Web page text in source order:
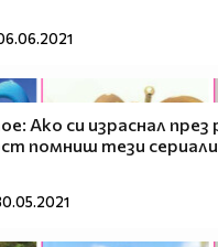
Ако си израснал през
помниш тези